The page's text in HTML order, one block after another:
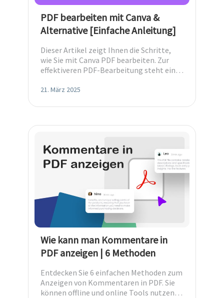
PDF bearbeiten mit Canva &
Alternative [Einfache Anleitung]
Dieser Artikel zeigt Ihnen die Schritte,
wie Sie mit Canva PDF bearbeiten. Zur
effektiveren PDF-Bearbeitung steht ein
21. März 2025
Wie kann man Kommentare in
PDF anzeigen | 6 Methoden
Entdecken Sie 6 einfachen Methoden zum
Anzeigen von Kommentaren in PDF. Sie
können offline und online Tools nutzen,